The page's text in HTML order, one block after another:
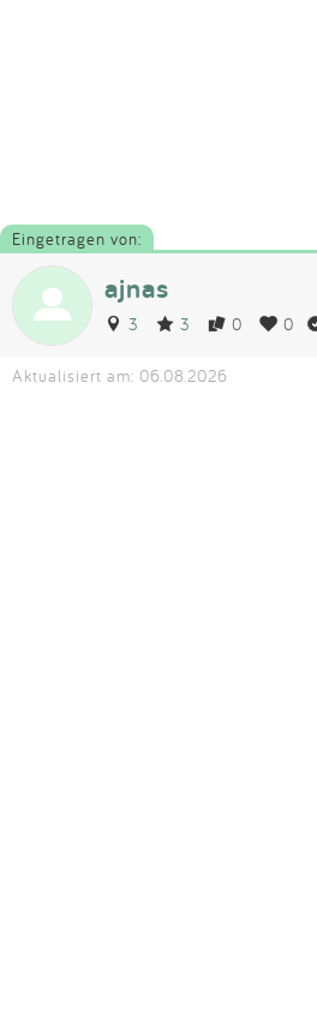
Eingetragen von:
ajnas
3 3 0 0
Aktualisiert am: 06.08.2026